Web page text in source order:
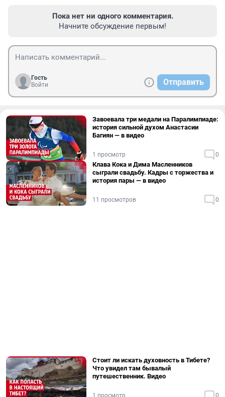
Пока нет ни одного комментария.
Начните обсуждение первым!
Гость
Войти
Отправить
Завоевала три медали на Паралимпиаде:
история сильной духом Анастасии
Багиян — в видео
1 просмотр 0
Клава Кока и Дима Масленников
сыграли свадьбу. Кадры с торжества и
история пары — в видео
11 просмотров 0
Стоит ли искать духовность в Тибете?
Что увидел там бывалый
путешественник. Видео
1 просмотр 0